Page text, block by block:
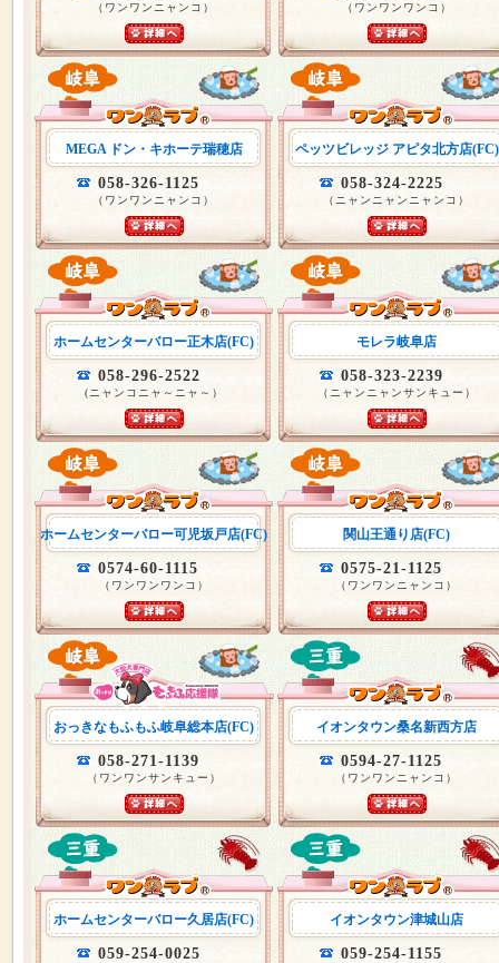
（ワンワンニャンコ） （ワンワンワンコ）
MEGA ドン・キホーテ瑞穂店
058-326-1125
（ワンワンニャンコ）
ペッツビレッジ アピタ北方店(FC)
058-324-2225
（ニャンニャンニャンコ）
ホームセンターバロー正木店(FC)
058-296-2522
(ニャンコニャ～ニャ～）
モレラ岐阜店
058-323-2239
（ニャンニャンサンキュー）
ホームセンターバロー可児坂戸店(FC)
0574-60-1115
（ワンワンワンコ）
関山王通り店(FC)
0575-21-1125
（ワンワンニャンコ）
おっきなもふもふ岐阜総本店(FC)
058-271-1139
（ワンワンサンキュー）
イオンタウン桑名新西方店
0594-27-1125
（ワンワンニャンコ）
ホームセンターバロー久居店(FC)
059-254-0025
イオンタウン津城山店
059-254-1155